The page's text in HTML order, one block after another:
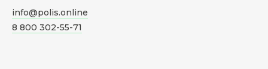
info@polis.online
8 800 302-55-71